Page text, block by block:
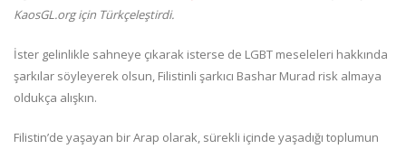
KaosGL.org için Türkçeleştirdi.
İster gelinlikle sahneye çıkarak isterse de LGBT meseleleri hakkında
şarkılar söyleyerek olsun, Filistinli şarkıcı Bashar Murad risk almaya
oldukça alışkın.
Filistin’de yaşayan bir Arap olarak, sürekli içinde yaşadığı toplumun